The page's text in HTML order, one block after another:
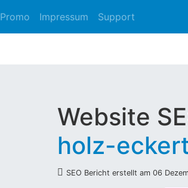
Promo Impressum Support
Website
holz-
SEO Bericht erstellt am 06